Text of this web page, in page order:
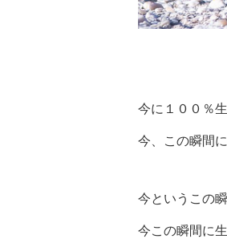
今に１００％
今、この瞬間
今というこの
今この瞬間に